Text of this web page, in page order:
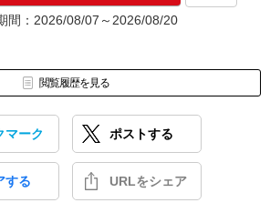
間：2026/08/07～2026/08/20
閲覧履歴を見る
マーク ポストする
する URLをシェア